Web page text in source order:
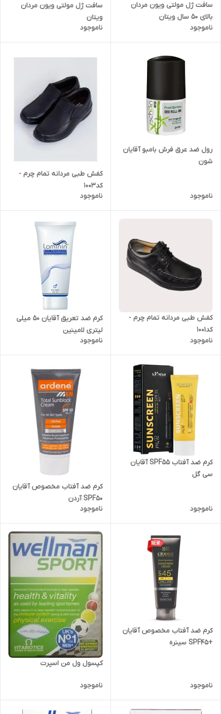
سافت ژل مولتی ویون مردان
بالای 50 سال ویتان
ناموجود
سافت ژل مولتی ویون مردان
ویتان
ناموجود
رول ضد عرق فرش بامبو آقایان
شون
ناموجود
کفش طبی مردانه تمام چرم -
کد1003
ناموجود
کفش طبی مردانه تمام چرم -
کد1001
ناموجود
کرم ضد تعریق آقایان 50 میلی
لیتری لامینین
ناموجود
کرم ضد آفتاب SPF55 آقایان
سی گل
ناموجود
کرم ضد آفتاب مخصوص آقایان
SPF50 آردن
ناموجود
کرم ضد آفتاب مخصوص آقایان
+SPF45 سینره
ناموجود
کپسول ول من اسپرت
ناموجود